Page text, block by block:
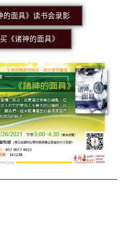
的面具》读书会录影
《诸神的面具》